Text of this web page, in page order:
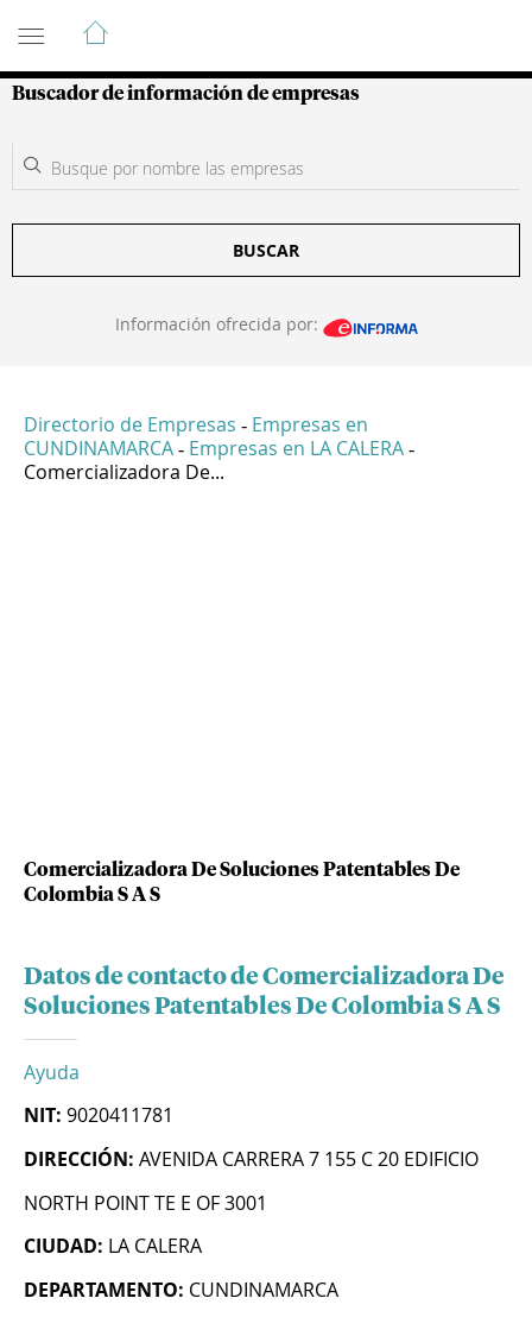
Guía de Empresas Colombianas
Buscador de información de empresas
BUSCAR
Información ofrecida por:
Directorio de Empresas - Empresas en
CUNDINAMARCA - Empresas en LA CALERA -
Comercializadora De...
Comercializadora De Soluciones Patentables De
Colombia S A S
Datos de contacto de Comercializadora De
Soluciones Patentables De Colombia S A S
Ayuda
NIT: 9020411781
DIRECCIÓN: AVENIDA CARRERA 7 155 C 20 EDIFICIO
NORTH POINT TE E OF 3001
CIUDAD: LA CALERA
DEPARTAMENTO: CUNDINAMARCA